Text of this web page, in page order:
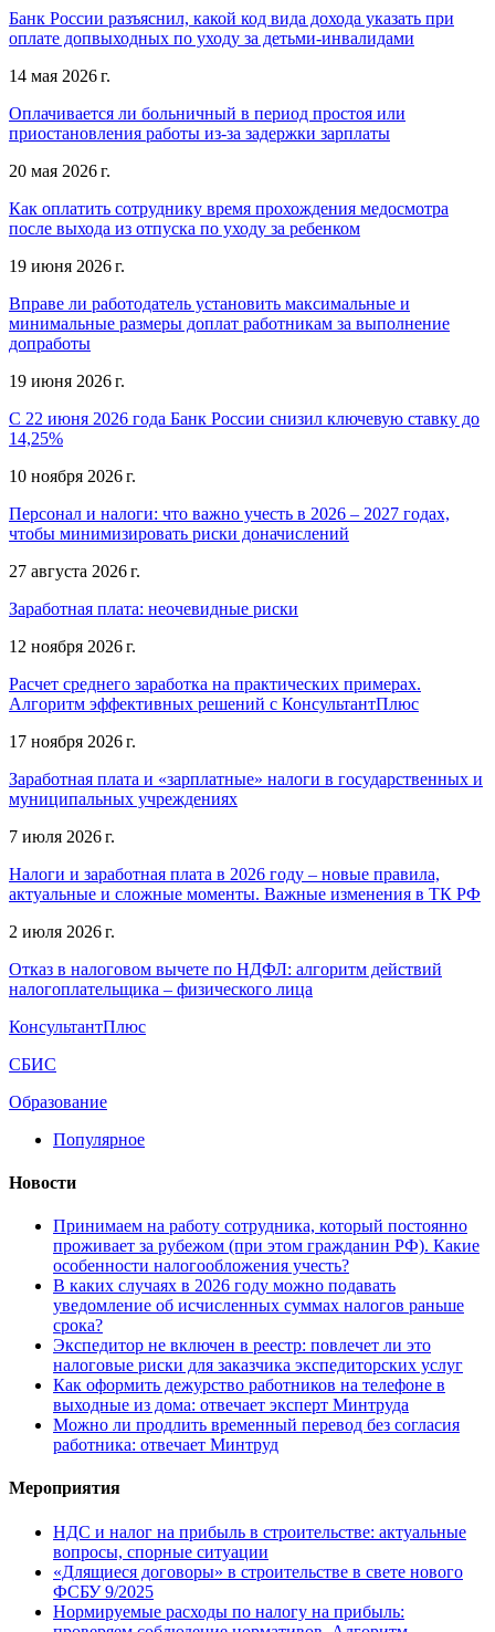
Банк России разъяснил, какой код вида дохода указать при
оплате допвыходных по уходу за детьми-инвалидами
14 мая 2026 г.
Оплачивается ли больничный в период простоя или
приостановления работы из-за задержки зарплаты
20 мая 2026 г.
Как оплатить сотруднику время прохождения медосмотра
после выхода из отпуска по уходу за ребенком
19 июня 2026 г.
Вправе ли работодатель установить максимальные и
минимальные размеры доплат работникам за выполнение
допработы
19 июня 2026 г.
С 22 июня 2026 года Банк России снизил ключевую ставку до
14,25%
10 ноября 2026 г.
Персонал и налоги: что важно учесть в 2026 – 2027 годах,
чтобы минимизировать риски доначислений
27 августа 2026 г.
Заработная плата: неочевидные риски
12 ноября 2026 г.
Расчет среднего заработка на практических примерах.
Алгоритм эффективных решений с КонсультантПлюс
17 ноября 2026 г.
Заработная плата и «зарплатные» налоги в государственных и
муниципальных учреждениях
7 июля 2026 г.
Налоги и заработная плата в 2026 году – новые правила,
актуальные и сложные моменты. Важные изменения в ТК РФ
2 июля 2026 г.
Отказ в налоговом вычете по НДФЛ: алгоритм действий
налогоплательщика – физического лица
КонсультантПлюс
СБИС
Образование
Популярное
Новости
Принимаем на работу сотрудника, который постоянно
проживает за рубежом (при этом гражданин РФ). Какие
особенности налогообложения учесть?
В каких случаях в 2026 году можно подавать
уведомление об исчисленных суммах налогов раньше
срока?
Экспедитор не включен в реестр: повлечет ли это
налоговые риски для заказчика экспедиторских услуг
Как оформить дежурство работников на телефоне в
выходные из дома: отвечает эксперт Минтруда
Можно ли продлить временный перевод без согласия
работника: отвечает Минтруд
Мероприятия
НДС и налог на прибыль в строительстве: актуальные
вопросы, спорные ситуации
«Длящиеся договоры» в строительстве в свете нового
ФСБУ 9/2025
Нормируемые расходы по налогу на прибыль: